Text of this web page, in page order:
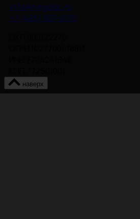
info@nmgdoc.ru
+7 (495) 937-6170
наверх